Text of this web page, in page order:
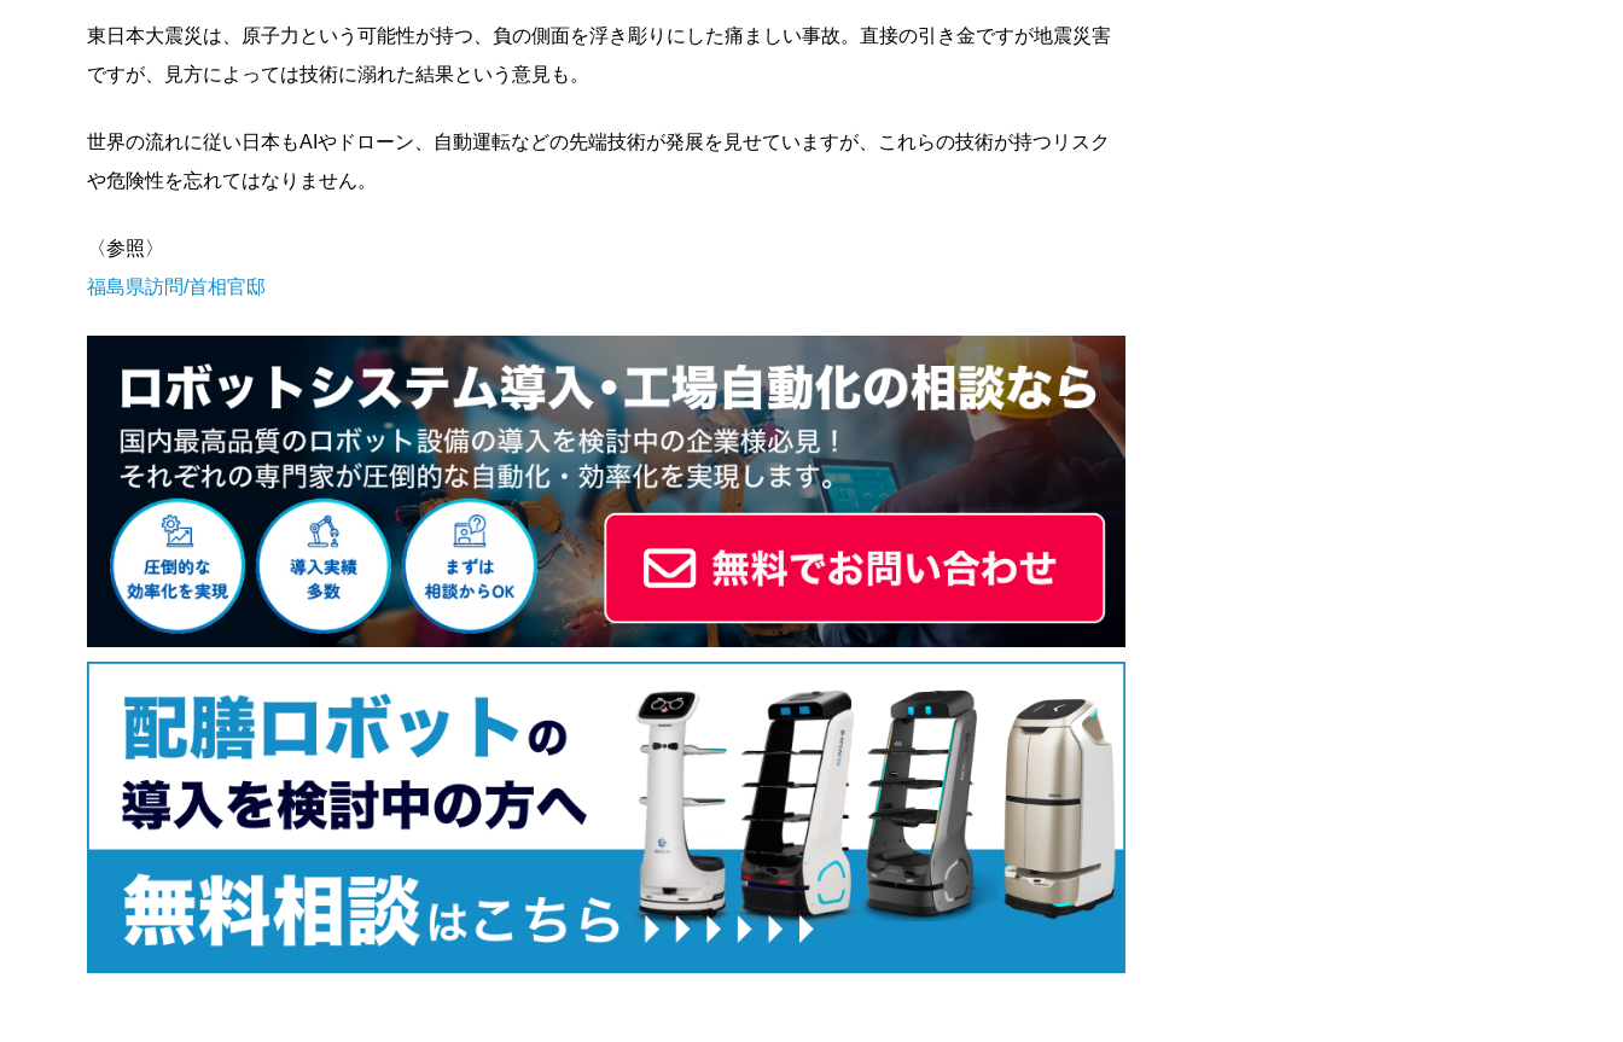
東日本大震災は、原子力という可能性が持つ、負の側面を浮き彫りにした痛ましい事故。直接の引き金ですが地震災害
ですが、見方によっては技術に溺れた結果という意見も。
世界の流れに従い日本もAIやドローン、自動運転などの先端技術が発展を見せていますが、これらの技術が持つリスク
や危険性を忘れてはなりません。
〈参照〉
福島県訪問/首相官邸